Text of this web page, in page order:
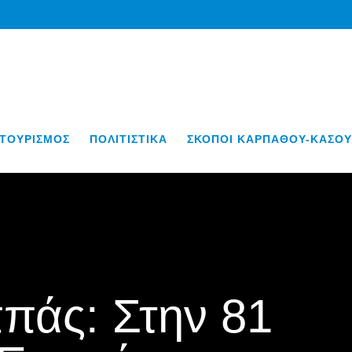
ΤΟΥΡΙΣΜΟΣ ΠΟΛΙΤΙΣΤΙΚΑ ΣΚΟΠΟΙ ΚΑΡΠΑΘΟΥ-ΚΑΣΟΥ
Στην 81